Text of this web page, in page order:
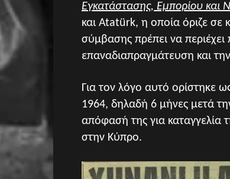
Εγκατάστασης, Εμπορίου και
και Atatürk, η οποία όριζε σε
σύμβασης πρέπει να περιέχει
επαναδιαπραγμάτευση και
Για τον λόγο αυτό ορίστηκε
1964, δηλαδή 6 μήνες μετά
απόφασή της για καταγγελία
στην Κύπρο.